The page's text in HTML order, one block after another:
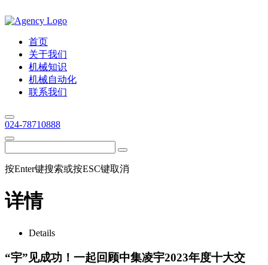
首页
关于我们
机械知识
机械自动化
联系我们
024-78710888
按Enter键搜索或按ESC键取消
详情
Details
“宇”见成功！一起回顾中集凌宇2023年度十大交